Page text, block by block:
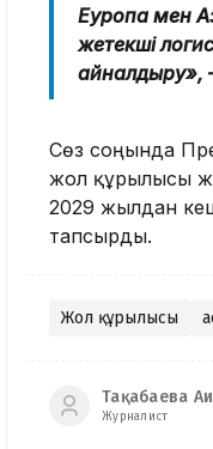
Еуропа мен
жетекші
айналдыру»,
Сөз соңында
жол құрылысы
2029 жылдан
тапсырды.
Жол құрылысы
Тақабаева
Журналист